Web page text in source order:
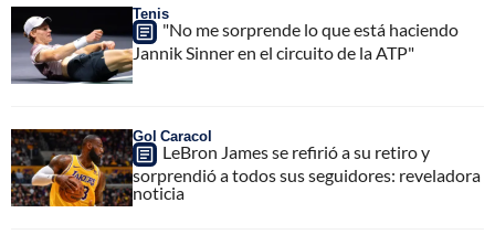
Tenis
"No me sorprende lo que está haciendo
Jannik Sinner en el circuito de la ATP"
Gol Caracol
LeBron James se refirió a su retiro y
sorprendió a todos sus seguidores: reveladora
noticia